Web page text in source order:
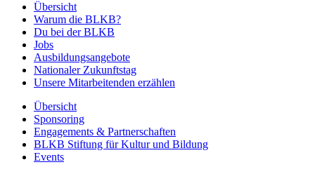
Übersicht
Warum die BLKB?
Du bei der BLKB
Jobs
Ausbildungsangebote
Nationaler Zukunftstag
Unsere Mitarbeitenden erzählen
Übersicht
Sponsoring
Engagements & Partnerschaften
BLKB Stiftung für Kultur und Bildung
Events